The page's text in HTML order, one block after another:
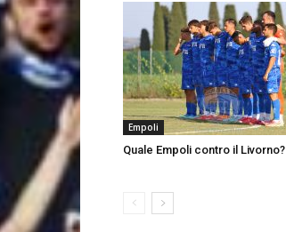
Empoli
Quale Empoli contro il Livorno?